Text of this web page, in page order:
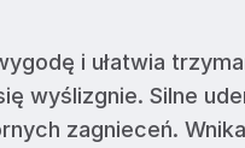
i ułatwia
wyślizgnie. Silne
zagnieceń. Wnika